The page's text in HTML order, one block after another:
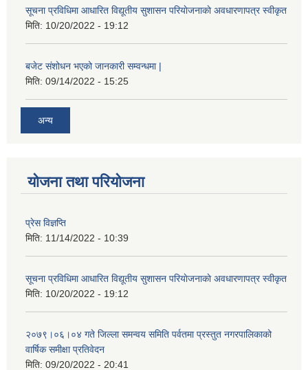
सूचना प्रविधिमा आधारित विद्यूतीय सुशासन परियाेजनाकाे अवधारणापत्र स्वीकृत
मिति: 10/20/2022 - 19:12
बजेट संशोधन भएको जानकारी सम्वन्धमा |
मिति: 09/14/2022 - 15:25
अन्य
योजना तथा परियोजना
प्रेस विज्ञप्ति
मिति: 11/14/2022 - 10:39
सूचना प्रविधिमा आधारित विद्यूतीय सुशासन परियाेजनाकाे अवधारणापत्र स्वीकृत
मिति: 10/20/2022 - 19:12
२०७९।०६।०४ गते जिल्ला समन्वय समिति पर्वतमा प्रस्तुत नगरपालिकाको
वार्षिक समीक्षा प्रतिवेदन
मिति: 09/20/2022 - 20:41